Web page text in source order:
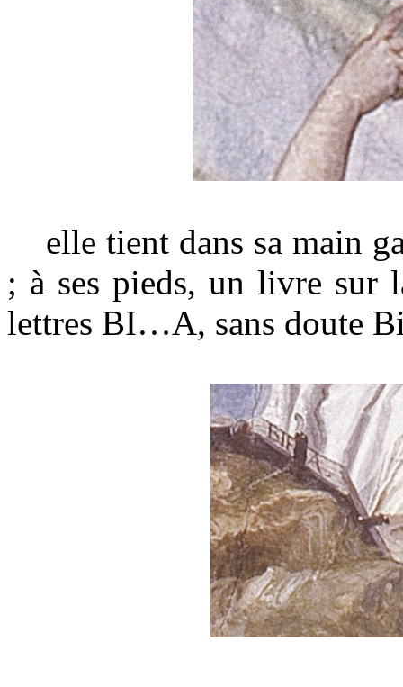
elle tient dans sa main
; à ses pieds, un livre sur
lettres BI…A, sans doute